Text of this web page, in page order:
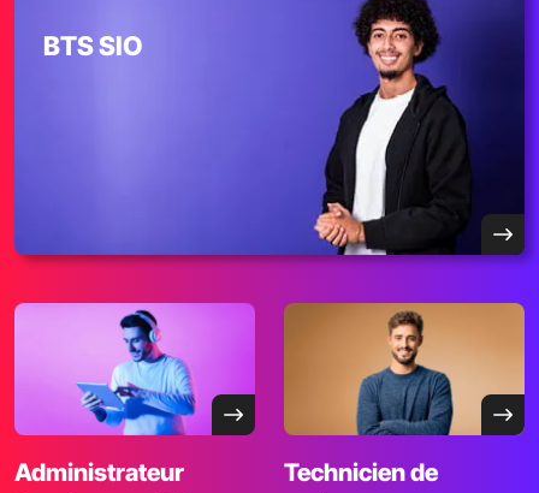
BTS SIO
Administrateur
Technicien de